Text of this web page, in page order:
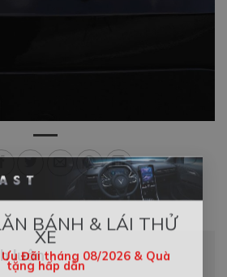
BÁNH & LÁI THỬ
XE
Ưu Đãi tháng 08/2026 & Quà
×
luận